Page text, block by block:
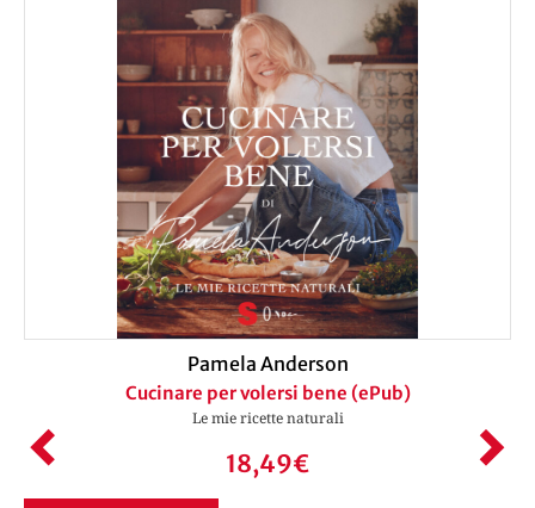
Pamela Anderson
Cucinare per volersi bene (ePub)
Le mie ricette naturali
18,49€